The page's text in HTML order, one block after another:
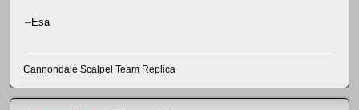
--Esa
Cannondale Scalpel Team Replica